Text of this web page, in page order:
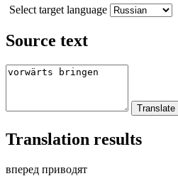
Select target language
Source text
Translation results
вперед приводят